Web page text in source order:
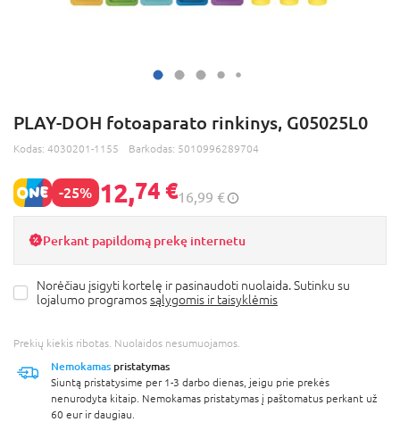
PLAY-DOH fotoaparato rinkinys, G05025L0
Kodas: 4030201-1155 Barkodas: 5010996289704
-25% 12,74 €16,99 €
Perkant papildomą prekę internetu
Norėčiau įsigyti kortelę ir pasinaudoti nuolaida. Sutinku su
lojalumo programossąlygomis ir taisyklėmis
Prekių kiekis ribotas. Nuolaidos nesumuojamos.
Nemokamas pristatymas
Siuntą pristatysime per 1-3 darbo dienas, jeigu prie prekės
nenurodyta kitaip. Nemokamas pristatymas į paštomatus perkant už
60 eur ir daugiau.